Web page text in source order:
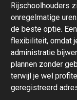
Rijschoolhouders
onregelmatige
de beste optie.
flexibiliteit, omdat
administratie
plannen zonder
terwijl je wel
geregistreerd